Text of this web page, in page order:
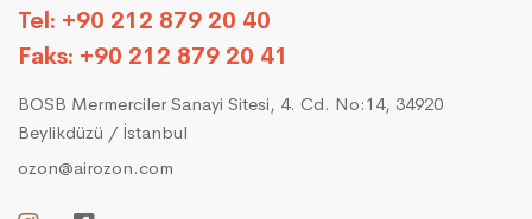
Tel: +90 212 879 20 40
Faks: +90 212 879 20 41
BOSB Mermerciler Sanayi Sitesi, 4. Cd. No:14, 34920
Beylikdüzü / İstanbul
ozon@airozon.com